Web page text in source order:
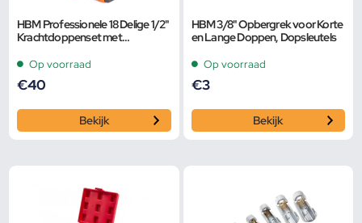
HBM Professionele 18 Delige 1/2"
Krachtdoppenset met
Op voorraad
€40
Bekijk
HBM 3/8" Opbergrek voor Korte
en Lange Doppen, Dopsleutels
Op voorraad
€3
Bekijk